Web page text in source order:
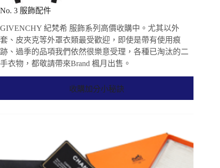
No. 3 服飾配件
GIVENCHY 紀梵希 服飾系列高價收購中。尤其以外
套、皮夾克等外罩衣類最受歡迎，即使是帶有使用痕
跡、過季的品項我們依然很樂意受理，各種已淘汰的二
手衣物，都敬請帶來Brand 楓月出售。
收購加分小秘訣